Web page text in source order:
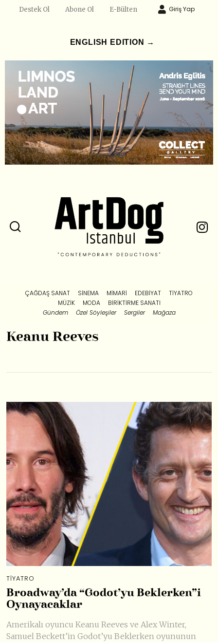
Destek Ol Abone Ol E-Bülten Giriş Yap
ENGLISH EDITION →
ÇAĞDAŞ SANAT SINEMA MIMARI EDEBIYAT
TIYATRO
MÜZIK
MODA
BIRIKTIRME SANATI
Gündem
Özel Söyleşiler Sergiler Mağaza
Keanu Reeves
TIYATRO
Broadway’da “Godot’yu Beklerken”i
Oynayacaklar
Amerikalı oyuncu Keanu Reeves ve Alex Winter,
Samuel Beckett’in Godot’yu Beklerken oyununun